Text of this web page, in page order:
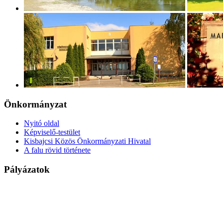
Önkormányzat
Nyitó oldal
Képviselő-testület
Kisbajcsi Közös Önkormányzati Hivatal
A falu rövid története
Pályázatok